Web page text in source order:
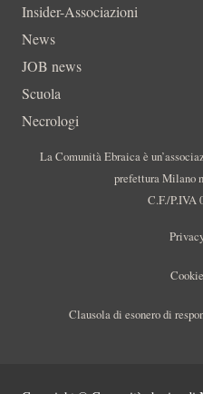
Insider-Associazioni
News
JOB news
Scuola
Necrologi
La Comunità Ebraica è
prefettura Milano
C.F./P.IVA
Clausola di esonero di